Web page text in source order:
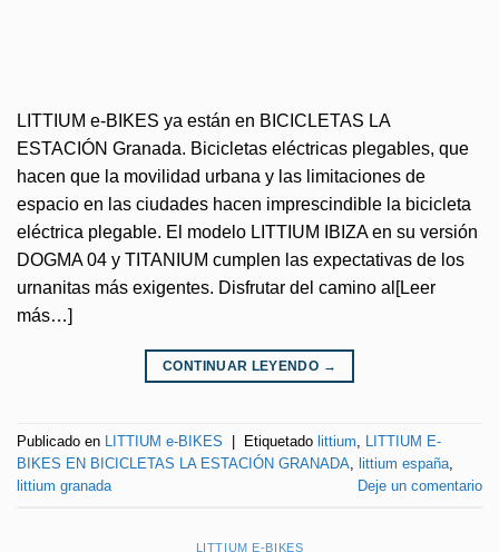
LITTIUM e-BIKES ya están en BICICLETAS LA
ESTACIÓN Granada. Bicicletas eléctricas plegables, que
hacen que la movilidad urbana y las limitaciones de
espacio en las ciudades hacen imprescindible la bicicleta
eléctrica plegable. El modelo LITTIUM IBIZA en su versión
DOGMA 04 y TITANIUM cumplen las expectativas de los
urnanitas más exigentes. Disfrutar del camino al[Leer
más…]
CONTINUAR LEYENDO →
Publicado en LITTIUM e-BIKES Etiquetado littium
LITTIUM E-
BIKES EN BICICLETAS LA ESTACIÓN GRANADA
littium españa
littium granada
Deje un comentario
LITTIUM E-BIKES